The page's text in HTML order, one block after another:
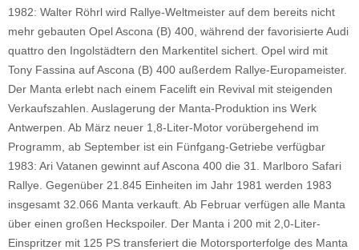
1982: Walter Röhrl wird Rallye-Weltmeister auf dem bereits nicht
mehr gebauten Opel Ascona (B) 400, während der favorisierte Audi
quattro den Ingolstädtern den Markentitel sichert. Opel wird mit
Tony Fassina auf Ascona (B) 400 außerdem Rallye-Europameister.
Der Manta erlebt nach einem Facelift ein Revival mit steigenden
Verkaufszahlen. Auslagerung der Manta-Produktion ins Werk
Antwerpen. Ab März neuer 1,8-Liter-Motor vorübergehend im
Programm, ab September ist ein Fünfgang-Getriebe verfügbar
1983: Ari Vatanen gewinnt auf Ascona 400 die 31. Marlboro Safari
Rallye. Gegenüber 21.845 Einheiten im Jahr 1981 werden 1983
insgesamt 32.066 Manta verkauft. Ab Februar verfügen alle Manta
über einen großen Heckspoiler. Der Manta i 200 mit 2,0-Liter-
Einspritzer mit 125 PS transferiert die Motorsporterfolge des Manta